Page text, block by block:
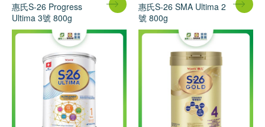
惠氏S-26 Progress
Ultima 3號 800g
惠氏S-26 SMA Ultima 2
號 800g